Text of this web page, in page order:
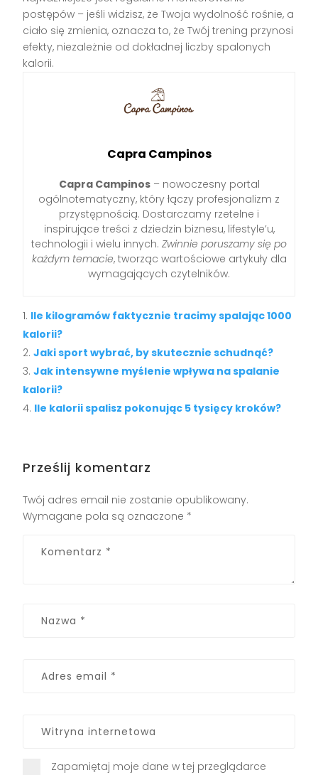
postępów – jeśli widzisz, że Twoja wydolność rośnie, a
ciało się zmienia, oznacza to, że Twój trening przynosi
efekty, niezależnie od dokładnej liczby spalonych
kalorii.
Capra Campinos
Capra Campinos– nowoczesny portal
ogólnotematyczny, który łączy profesjonalizm z
przystępnością. Dostarczamy rzetelne i
inspirujące treści z dziedzin biznesu, lifestyle’u,
technologii i wielu innych. Zwinnie poruszamy się po
każdym temacie, tworząc wartościowe artykuły dla
wymagających czytelników.
Ile kilogramów faktycznie tracimy spalając 1000
kalorii?
Jaki sport wybrać, by skutecznie schudnąć?
Jak intensywne myślenie wpływa na spalanie
kalorii?
Ile kalorii spalisz pokonując 5 tysięcy kroków?
Prześlij komentarz
Twój adres email nie zostanie opublikowany.
Wymagane pola są oznaczone *
Zapamiętaj moje dane w tej przeglądarce